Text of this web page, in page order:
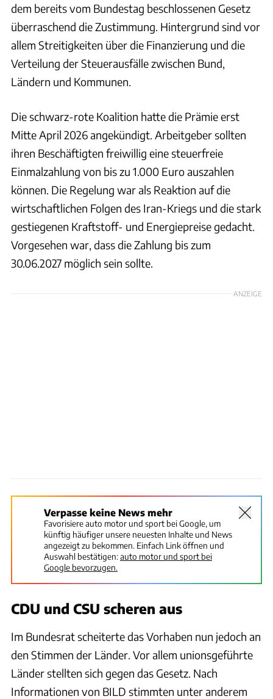
dem bereits vom Bundestag beschlossenen Gesetz
überraschend die Zustimmung. Hintergrund sind vor
allem Streitigkeiten über die Finanzierung und die
Verteilung der Steuerausfälle zwischen Bund,
Ländern und Kommunen.
Die schwarz-rote Koalition hatte die Prämie erst
Mitte April 2026 angekündigt. Arbeitgeber sollten
ihren Beschäftigten freiwillig eine steuerfreie
Einmalzahlung von bis zu 1.000 Euro auszahlen
können. Die Regelung war als Reaktion auf die
wirtschaftlichen Folgen des Iran-Kriegs und die stark
gestiegenen Kraftstoff- und Energiepreise gedacht.
Vorgesehen war, dass die Zahlung bis zum
30.06.2027 möglich sein sollte.
ANZEIGE
Verpasse keine News mehr
Favorisiere auto motor und sport bei Google, um
künftig häufiger unsere neuesten Inhalte und News
angezeigt zu bekommen. Einfach Link öffnen und
Auswahl bestätigen:auto motor und sport bei
Google bevorzugen.
CDU und CSU scheren aus
Im Bundesrat scheiterte das Vorhaben nun jedoch an
den Stimmen der Länder. Vor allem unionsgeführte
Länder stellten sich gegen das Gesetz. Nach
Informationen von BILD stimmten unter anderem